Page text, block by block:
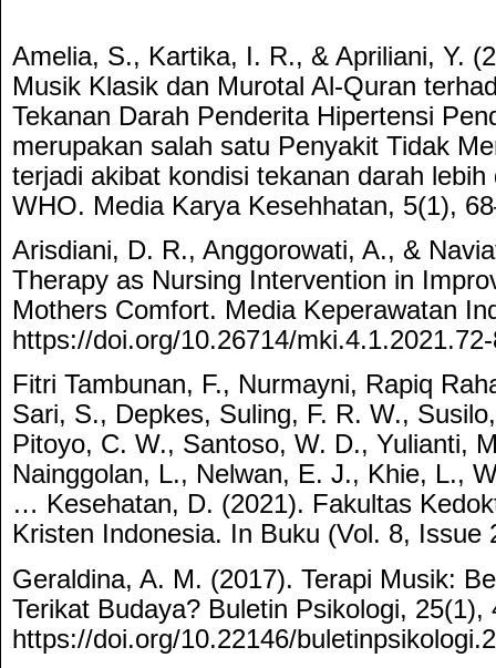
Amelia, S., Kartika, I. R., & Apriliani, Y.
Musik Klasik dan Murotal Al-Quran
Tekanan Darah Penderita Hipertensi
merupakan salah satu Penyakit Tidak
terjadi akibat kondisi tekanan darah
WHO. Media Karya Kesehhatan, 5(1),
Arisdiani, D. R., Anggorowati, A., &
Therapy as Nursing Intervention in
Mothers Comfort. Media Keperawatan
https://doi.org/10.26714/
Fitri Tambunan, F., Nurmayni, Rapiq
Sari, S., Depkes, Suling, F. R. W.,
Pitoyo, C. W., Santoso, W. D., Yulianti,
Nainggolan, L., Nelwan, E. J., Khie, L.,
… Kesehatan, D. (2021). Fakultas
Kristen Indonesia. In Buku (Vol. 8, Issue
Geraldina, A. M. (2017). Terapi Musik:
Terikat Budaya? Buletin Psikologi, 25(1),
https://doi.org/10.22146/